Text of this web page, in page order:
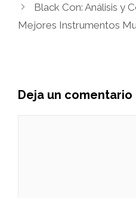
Black Con: Análisis y
Mejores Instrumentos
Deja un comentario